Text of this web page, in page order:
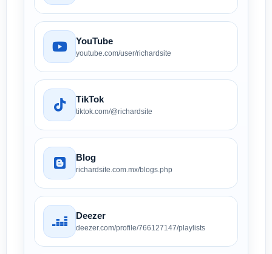
YouTube
youtube.com/user/richardsite
TikTok
tiktok.com/@richardsite
Blog
richardsite.com.mx/blogs.php
Deezer
deezer.com/profile/766127147/playlists